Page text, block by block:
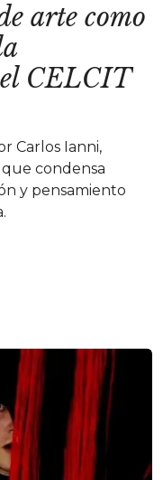
arte como
CELCIT
Carlos Ianni,
condensa
y pensamiento